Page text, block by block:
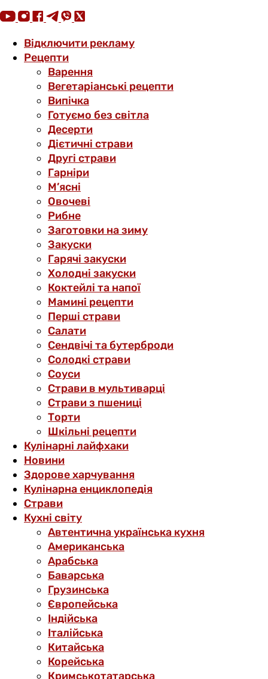
Відключити рекламу
Рецепти
Варення
Вегетаріанські рецепти
Випічка
Готуємо без світла
Десерти
Дієтичні страви
Другі страви
Гарніри
М’ясні
Овочеві
Рибне
Заготовки на зиму
Закуски
Гарячі закуски
Холодні закуски
Коктейлі та напої
Мамині рецепти
Перші страви
Салати
Сендвічі та бутерброди
Солодкі страви
Соуси
Страви в мультиварці
Страви з пшениці
Торти
Шкільні рецепти
Кулінарні лайфхаки
Новини
Здорове харчування
Кулінарна енциклопедія
Страви
Кухні світу
Автентична українська кухня
Американська
Арабська
Баварська
Грузинська
Європейська
Індійська
Італійська
Китайська
Корейська
Кримськотатарська